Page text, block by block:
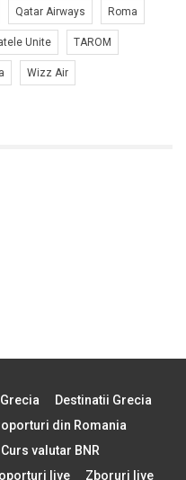
Qatar Airways Roma
Unite TAROM
Wizz Air
Destinatii Grecia
din Romania
Curs valutar BNR
live Zboruri live